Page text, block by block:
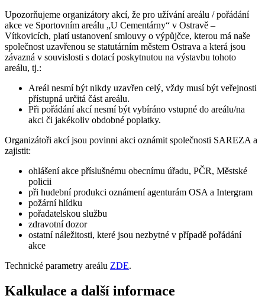
Upozorňujeme organizátory akcí, že pro užívání areálu / pořádání
akce ve Sportovním areálu „U Cementárny“ v Ostravě –
Vítkovicích, platí ustanovení smlouvy o výpůjčce, kterou má naše
společnost uzavřenou se statutárním městem Ostrava a která jsou
závazná v souvislosti s dotací poskytnutou na výstavbu tohoto
areálu, tj.:
Areál nesmí být nikdy uzavřen celý, vždy musí být veřejnosti
přístupná určitá část areálu.
Při pořádání akcí nesmí být vybíráno vstupné do areálu/na
akci či jakékoliv obdobné poplatky.
Organizátoři akcí jsou povinni akci oznámit společnosti SAREZA a
zajistit:
ohlášení akce příslušnému obecnímu úřadu, PČR, Městské
policii
při hudební produkci oznámení agenturám OSA a Intergram
požární hlídku
pořadatelskou službu
zdravotní dozor
ostatní náležitosti, které jsou nezbytné v případě pořádání
akce
Technické parametry areálu ZDE.
Kalkulace a další informace